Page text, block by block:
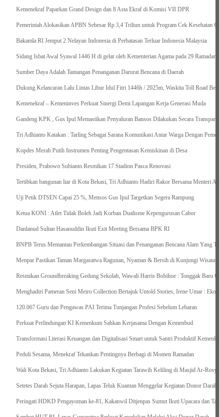
Kemenekraf Paparkan Grand Design dan 8 Asta Ekraf di Komisi VII DPR
Pemerintah Alokasikan APBN Sebesar Rp 3,4 Triliun untuk Program Cek Kesehatan
Bakamla RI Jemput 2 Nelayan Indonesia di Perbatasan Terluar Indonesia Malaysia
Sidang Isbat Awal Syawal 1446 H di gelar oleh Kementerian Agama pada 29 Ramadan
Sumber Daya Adalah Tantangan Penanganan Darurat Bencana di Daerah
Dukung Kelancaran Lalu Lintas Libur Idul Fitri 1446h / 2025m, Waskita Toll Road
Kemenekraf – Kemeninves Perkuat Sinergi Demi Lapangan Kerja Generasi Muda
Gandeng KPK , Gus Ipul Memastikan Penyaluran Bansos Dilakukan Secara Transparan
Tri Adhianto Katakan : Tarling Sebagai Sarana Komunikasi Antar Warga Dengan
Kopdes Merah Putih Instrumen Penting Pengentasan Kemiskinan di Desa
Presiden, Prabowo Subianto Resmikan 17 Stadion Pasca Renovasi
Tertibkan bangunan liar di Kota Bekasi, Tri Adhianto Hadiri Rakor Bersama Menteri
Uji Petik DTSEN Capai 25 %, Mensos Gus Ipul Targetkan Segera Rampung
Ketua KONI : Atlet Tidak Boleh Jadi Korban Dualisme Kepengurusan Cabor
Danlanud Sultan Hasanuddin Ikuti Exit Meeting Bersama BPK RI
BNPB Terus Memantau Perkembangan Situasi dan Penanganan Bencana Alam Yang
Menpar Pastikan Taman Margasatwa Ragunan, Nyaman & Bersih di Kunjungi
Resmikan Groundbreaking Gedung Sekolah, Wawali Harris Bobihoe : Tonggak Baru
Menghadiri Pameran Seni Meiro Collection Bertajuk Untold Stories, Irene Umar :
120.067 Guru dan Pengawas PAI Terima Tunjangan Profesi Sebelum Lebaran
Perkuat Perlindungan KI Kemenkum Sahkan Kerjasama Dengan Kemenbud
Transformasi Literasi Keuangan dan Digitalisasi Smart untuk Santri Produktif
Peduli Sesama, Menekraf Tekankan Pentingnya Berbagi di Momen Ramadan
Wali Kota Bekasi, Tri Adhianto Lakukan Kegiatan Tarawih Keliling di Masjid Ar-
Setetes Darah Sejuta Harapan, Lapas Teluk Kuantan Menggelar Kegiatan Donor Darah
Peringati HDKD Pengayoman ke-81, Kakanwil Ditjenpas Sumut Ikuti Upacara dan